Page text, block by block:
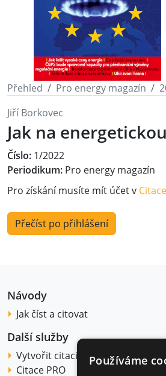
Přehled Pro energy magazín
Jiří Borkovec
Jak na
Číslo: 1/2022
Periodikum: Pro energy magazín
Pro získání musíte mít účet v
Přečíst po přihlášení
Návody
Jak číst a citovat
Další služby
Vytvořit citaci
Citace PRO
Používáme